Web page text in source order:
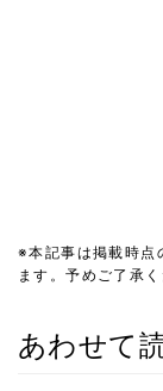
※本記事は掲載時点
ます。予めご了承く
あわせて